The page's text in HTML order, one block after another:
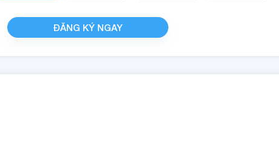
ĐĂNG KÝ NGAY